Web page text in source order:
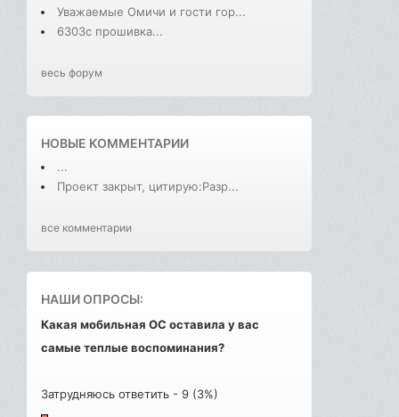
Уважаемые Омичи и гости гор...
6303с прошивка...
весь форум
НОВЫЕ КОММЕНТАРИИ
...
Проект закрыт, цитирую:Разр...
все комментарии
НАШИ ОПРОСЫ:
Какая мобильная ОС оставила у вас
самые теплые воспоминания?
Затрудняюсь ответить - 9 (3%)